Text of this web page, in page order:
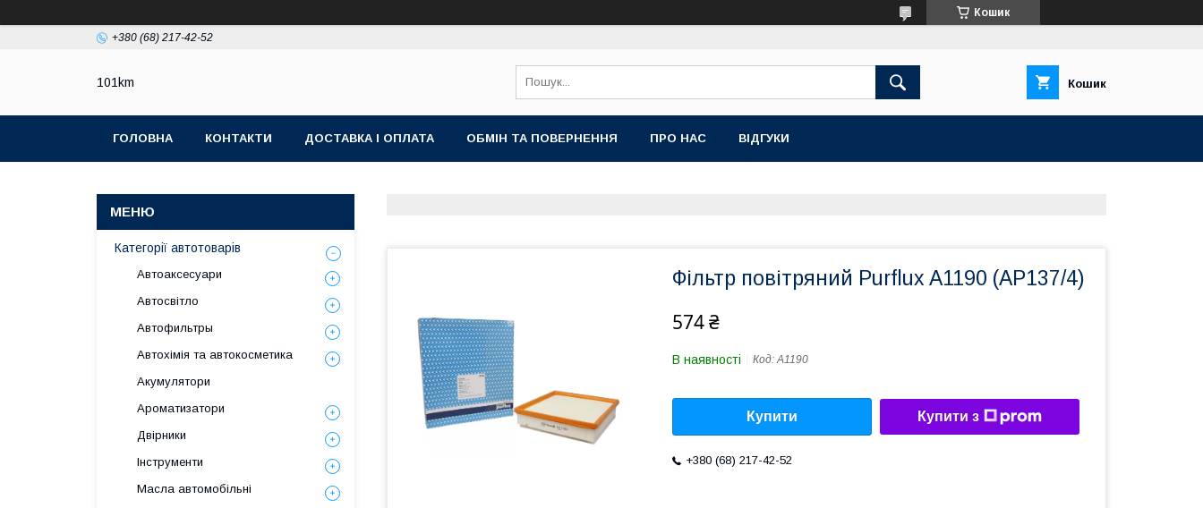
Кошик
+380 (68) 217-42-52
101km Кошик
ГОЛОВНА КОНТАКТИ ДОСТАВКА І ОПЛАТА ОБМІН ТА ПОВЕРНЕННЯ ПРО НАС ВІДГУКИ
Фільтр повітряний Purflux A1190 (AP137/4)
574 ₴
В наявності Код:A1190
Купити Купити з
+380 (68) 217-42-52
Категорії автотоварів
Автоаксесуари
Автосвітло
Автофильтры
Автохімія та автокосметика
Акумулятори
Ароматизатори
Двірники
Інструменти
Масла автомобільні